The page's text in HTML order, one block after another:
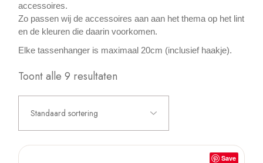
accessoires.
Zo passen wij de accessoires aan aan het thema op het lint
en de kleuren die daarin voorkomen.
Elke tassenhanger is maximaal 20cm (inclusief haakje).
Toont alle 9 resultaten
Standaard sortering
Save